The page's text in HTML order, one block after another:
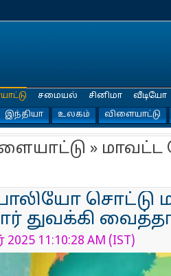
இந்தியா உலகம் விளையாட்டு
சமையல் சினிமா வீடியோ
» மாவட்ட
சொட்டு
துவக்கி
11:10:28 AM (IST)